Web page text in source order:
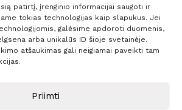
patirtį, įrenginio informacijai saugoti ir
tokias technologijas kaip slapukus. Jei
galėsime apdoroti duomenis,
arba unikalūs ID šioje svetainėje.
atšaukimas gali neigiamai paveikti tam
Priimti
Reklama
Sprendimas:ITBrolis